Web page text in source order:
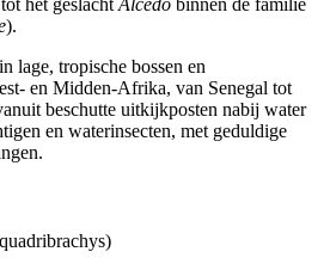
het geslacht Alcedo binnen de familie
).
lage, tropische bossen en
en Midden-Afrika, van Senegal tot
beschutte uitkijkposten nabij water
en waterinsecten, met geduldige